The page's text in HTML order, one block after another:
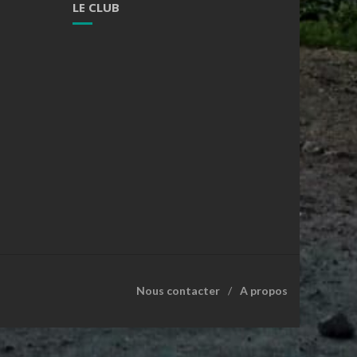
LE CLUB
Nous contacter A propos